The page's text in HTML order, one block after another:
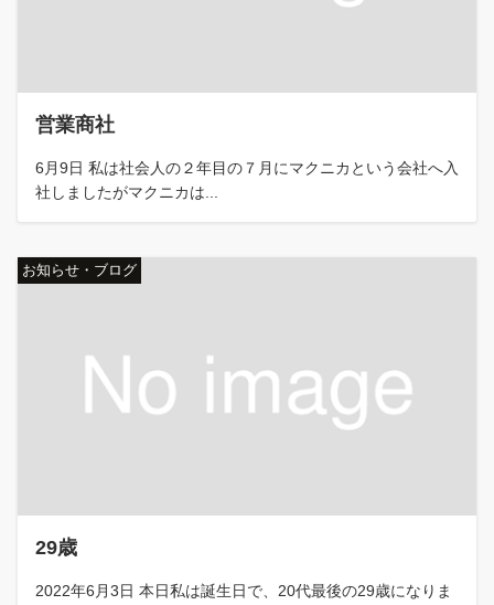
営業商社
6月9日 私は社会人の２年目の７月にマクニカという会社へ入
社しましたがマクニカは...
お知らせ・ブログ
29歳
2022年6月3日 本日私は誕生日で、20代最後の29歳になりま